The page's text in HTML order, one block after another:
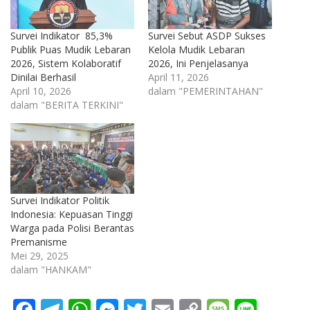
Survei Indikator 85,3%
Publik Puas Mudik Lebaran
2026, Sistem Kolaboratif
Dinilai Berhasil
April 10, 2026
dalam "BERITA TERKINI"
Survei Sebut ASDP Sukses
Kelola Mudik Lebaran
2026, Ini Penjelasanya
April 11, 2026
dalam "PEMERINTAHAN"
Survei Indikator Politik
Indonesia: Kepuasan Tinggi
Warga pada Polisi Berantas
Premanisme
Mei 29, 2025
dalam "HANKAM"